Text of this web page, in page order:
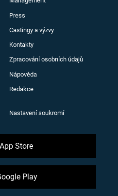
Press
Castingy a výzvy
Kontakty
Zpracování osobních údajů
Nápověda
Redakce
Nastavení soukromí
App Store
Play